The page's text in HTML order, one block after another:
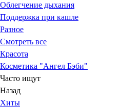
Облегчение дыхания
Поддержка при кашле
Разное
Смотреть все
Красота
Косметика "Ангел Бэби"
Часто ищут
Назад
Хиты